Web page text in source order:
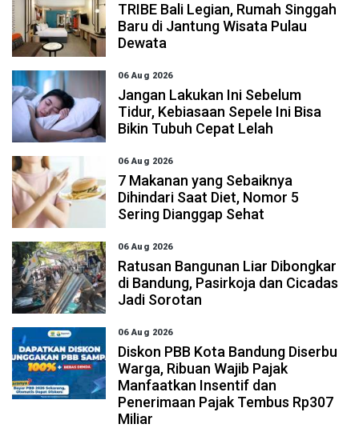
TRIBE Bali Legian, Rumah Singgah
Baru di Jantung Wisata Pulau
Dewata
06 Aug 2026
Jangan Lakukan Ini Sebelum
Tidur, Kebiasaan Sepele Ini Bisa
Bikin Tubuh Cepat Lelah
06 Aug 2026
7 Makanan yang Sebaiknya
Dihindari Saat Diet, Nomor 5
Sering Dianggap Sehat
06 Aug 2026
Ratusan Bangunan Liar Dibongkar
di Bandung, Pasirkoja dan Cicadas
Jadi Sorotan
06 Aug 2026
Diskon PBB Kota Bandung Diserbu
Warga, Ribuan Wajib Pajak
Manfaatkan Insentif dan
Penerimaan Pajak Tembus Rp307
Miliar